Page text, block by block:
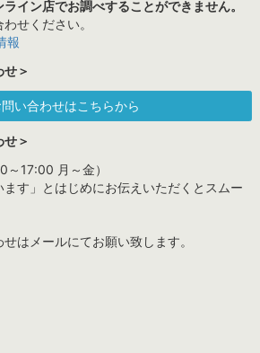
イン店でお調べすることができません。
せください。
報
＞
い合わせはこちらから
＞
17:00 月～金）
ます」とはじめにお伝えいただくとスムー
はメールにてお願い致します。